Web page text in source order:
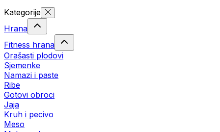
Kategorije
Hrana
Fitness hrana
Orašasti plodovi
Sjemenke
Namazi i paste
Ribe
Gotovi obroci
Jaja
Kruh i pecivo
Meso